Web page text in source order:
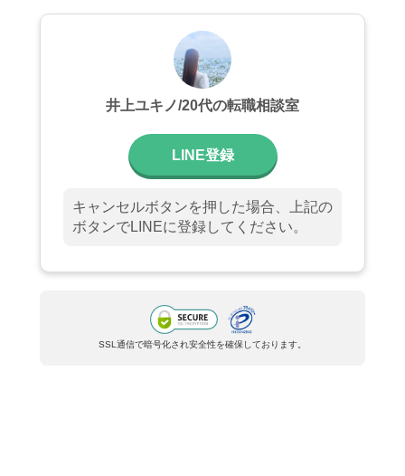
井上ユキノ/20代の転職相談室
LINE登録
キャンセルボタンを押した場合、上記の
ボタンでLINEに登録してください。
SSL通信で暗号化され安全性を確保しております。